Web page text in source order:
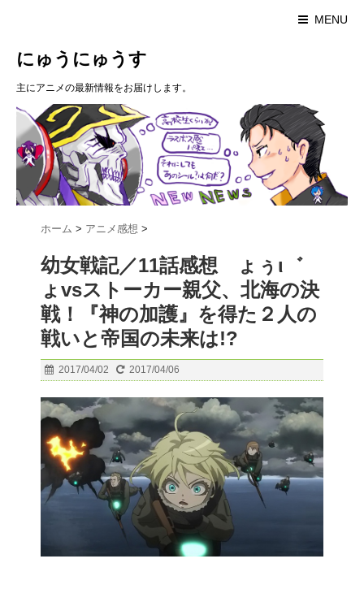
MENU
にゅうにゅうす
主にアニメの最新情報をお届けします。
ホーム > アニメ感想 >
幼女戦記／11話感想 ょぅι゛
ょvsストーカー親父、北海の決
戦！『神の加護』を得た２人の
戦いと帝国の未来は!?
2017/04/02 2017/04/06